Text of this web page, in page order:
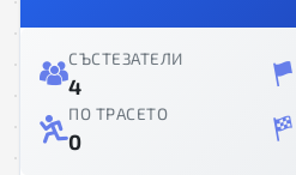
СЪСТЕЗАТЕЛИ
4
ПО ТРАСЕТО
0